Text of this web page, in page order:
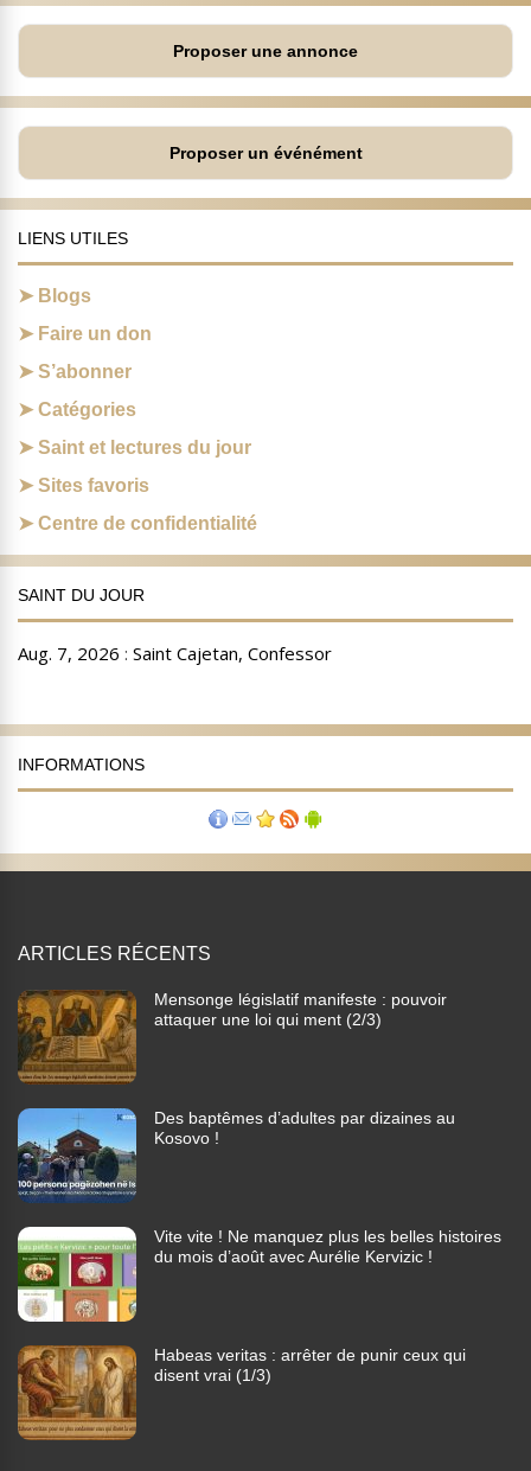
Proposer une annonce
Proposer un événément
LIENS UTILES
Blogs
Faire un don
S’abonner
Catégories
Saint et lectures du jour
Sites favoris
Centre de confidentialité
SAINT DU JOUR
INFORMATIONS
ARTICLES RÉCENTS
Mensonge législatif manifeste : pouvoir
attaquer une loi qui ment (2/3)
Des baptêmes d’adultes par dizaines au
Kosovo !
Vite vite ! Ne manquez plus les belles histoires
du mois d’août avec Aurélie Kervizic !
Habeas veritas : arrêter de punir ceux qui
disent vrai (1/3)